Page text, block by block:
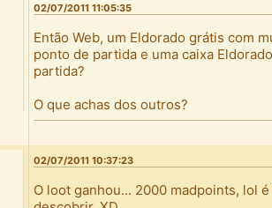
02/07/2011 11:05:35
Então Web, um Eldorado grátis com
ponto de partida e uma caixa
partida?
O que achas dos outros?
02/07/2011 10:37:23
O loot ganhou... 2000 madpoints, lol